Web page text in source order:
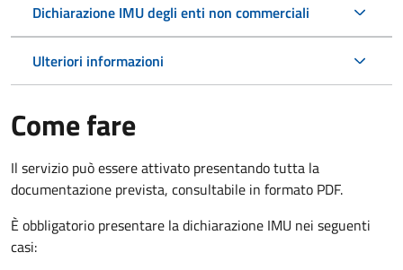
Dichiarazione IMU degli enti non commerciali
Ulteriori informazioni
Come fare
Il servizio può essere attivato presentando tutta la
documentazione prevista, consultabile in formato PDF.
È obbligatorio presentare la dichiarazione IMU nei seguenti
casi: